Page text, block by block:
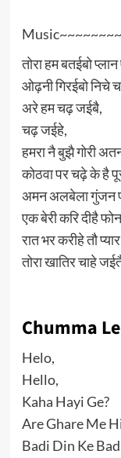
तोरा हम बतईबो
ओढ़नी गिरईबो निचे
अरे हम चढ़ जईबै,
चढ़ जईहे,
हमरा नै बुझै गोरी
कोठवा पर चढ़े के है
अमन अलबेला गुंजन
एक बेरी करि दीहै
रात भर करीहे तौ
तोरा खातिर चाहे
Chumma
Helo,
Hello,
Kaha Hayi Ge?
Are Ghare Me
Badi Din Ke